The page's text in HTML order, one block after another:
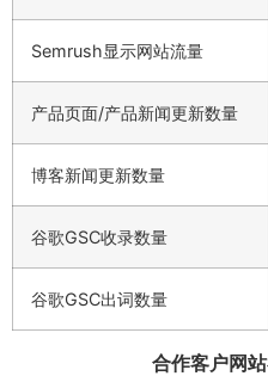
Semrush显示网站流量
产品页面/产品新闻更新数量
博客新闻更新数量
谷歌GSC收录数量
谷歌GSC出词数量
合作客户网